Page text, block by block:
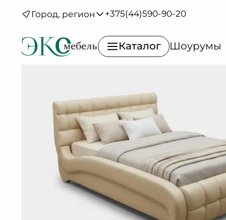
Город, регион +375(44)590-90-20
Каталог Шоурумы
основанием
медио